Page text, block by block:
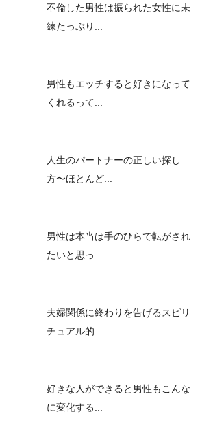
不倫した男性は振られた女性に未
練たっぷり...
男性もエッチすると好きになって
くれるって...
人生のパートナーの正しい探し
方〜ほとんど...
男性は本当は手のひらで転がされ
たいと思っ...
夫婦関係に終わりを告げるスピリ
チュアル的...
好きな人ができると男性もこんな
に変化する...